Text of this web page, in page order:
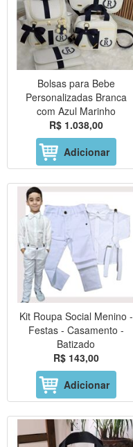
Bolsas para Bebe
Personalizadas Branca
com Azul Marinho
R$ 1.038,00
Adicionar
Kit Roupa Social Menino -
Festas - Casamento -
Batizado
R$ 143,00
Adicionar